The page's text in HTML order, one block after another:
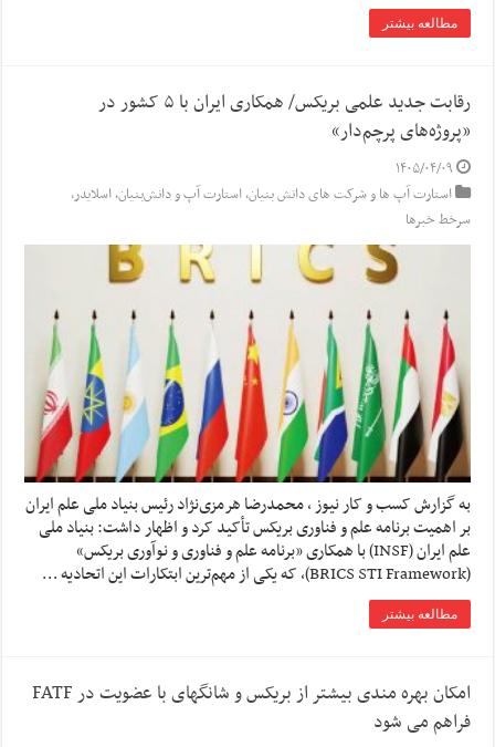
مطالعه بیشتر
رقابت جدید علمی بریکس/ همکاری ایران با ۵ کشور در
«پروژه‌های پرچم‌دار»
۱۴۰۵/۰۴/۰۹
استارت آپ ها و شرکت های دانش بنیان,استارت آپ‌ و دانش‌بنیان‌,اسلایدر,
سرخط خبرها
به گزارش کسب و کار نیوز ، محمدرضا هرمزی‌نژاد رئیس بنیاد ملی علم ایران
بر اهمیت برنامه علم و فناوری بریکس تأکید کرد و اظهار داشت: بنیاد ملی
علم ایران (INSF) با همکاری «برنامه علم و فناوری و نوآوری بریکس»
(BRICS STI Framework)، که یکی از مهم‌ترین ابتکارات این اتحادیه …
مطالعه بیشتر
امکان بهره مندی بیشتر از بریکس و شانگهای با عضویت در FATF
فراهم می شود